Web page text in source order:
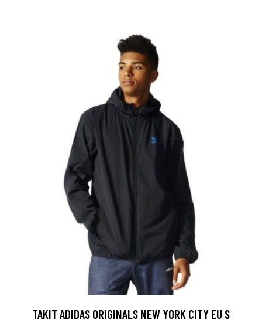
TAKIT ADIDAS ORIGINALS NEW YORK CITY EU S